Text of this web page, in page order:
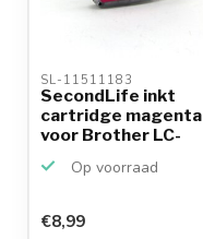
SL-11511183
SecondLife inkt
cartridge magenta
voor Brother LC-
Op voorraad
€8,99